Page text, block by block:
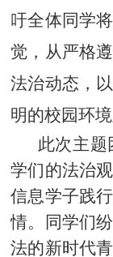
吁全体同学
觉，从严格
法治动态，
明的校园环
此次主题
学们的法治
信息学子践
情。同学们
法的新时代